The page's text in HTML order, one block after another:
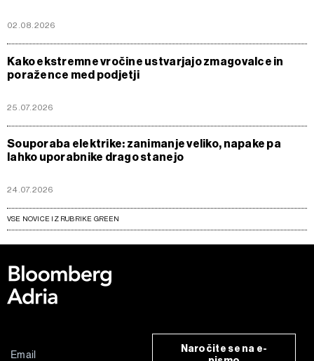
02.08.2026
Kako ekstremne vročine ustvarjajo zmagovalce in
poražence med podjetji
25.07.2026
Souporaba elektrike: zanimanje veliko, napake pa
lahko uporabnike drago stanejo
24.07.2026
VSE NOVICE IZ RUBRIKE GREEN
Naročite se na e-